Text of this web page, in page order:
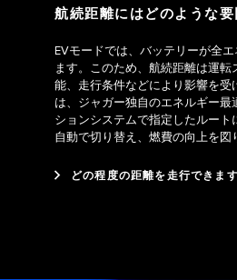
航続距離にはどのような
EVモードでは、バッテリーが全
ます。このため、航続距離は運
能、走行条件などにより影響を
は、ジャガー独自のエネルギー
ションシステムで指定したルー
自動で切り替え、燃費の向上を図
どの程度の距離を走行できま